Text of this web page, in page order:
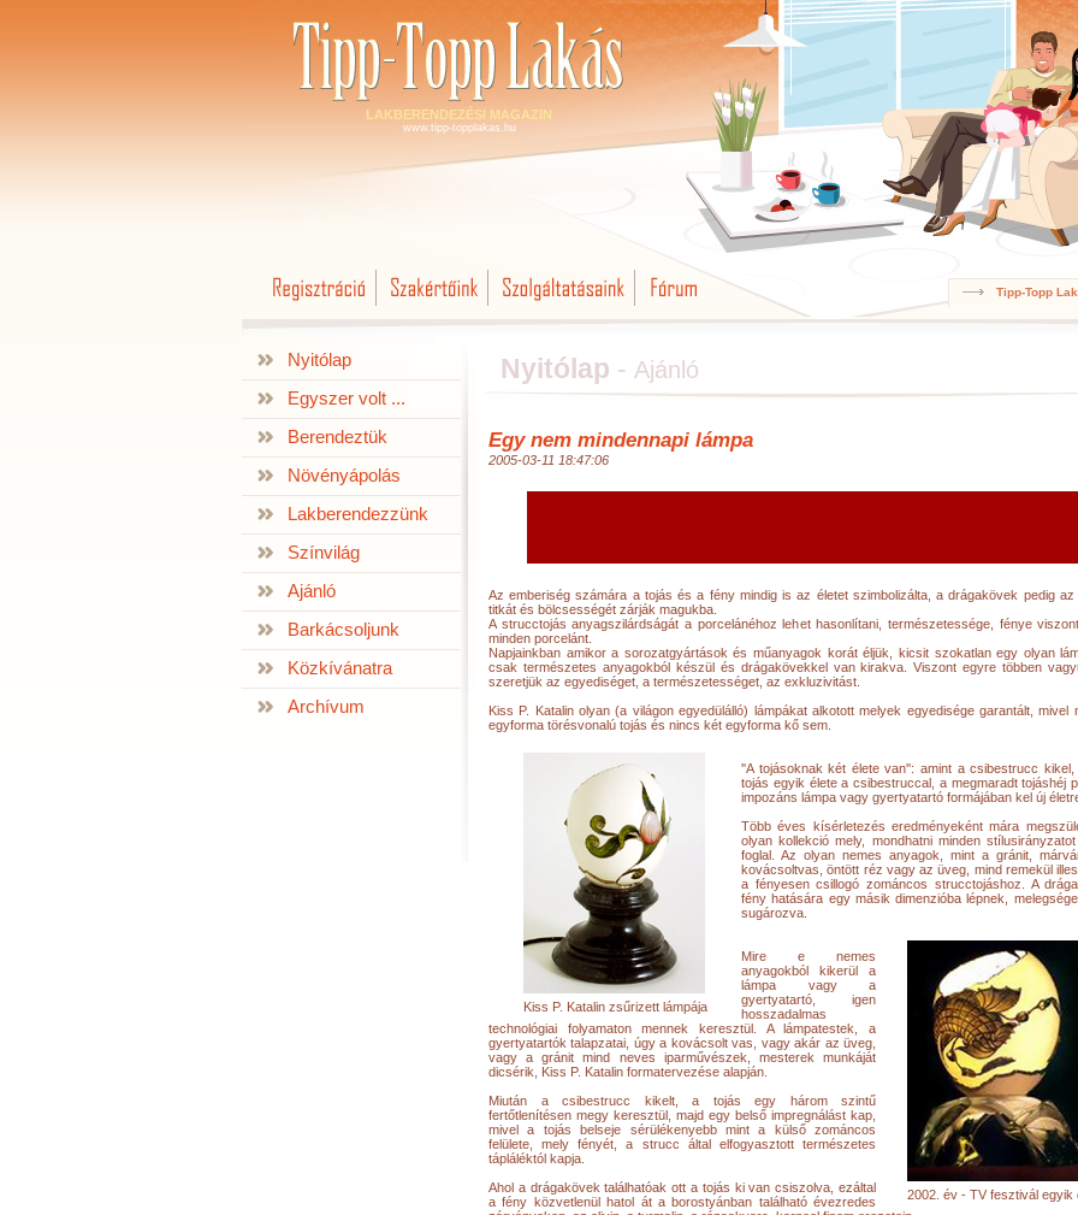
LAKBERENDEZÉSI MAGAZIN
www.tipp-topplakas.hu
Tipp-Topp
Nyitólap
Egyszer volt ...
Berendeztük
Növényápolás
Lakberendezzünk
Színvilág
Ajánló
Barkácsoljunk
Közkívánatra
Archívum
Nyitólap - Ajánló
Egy nem mindennapi lámpa
2005-03-11 18:47:06
Az emberiség számára a tojás és a fény mindig is az életet szimbolizálta, a drágakövek pedig az
titkát és bölcsességét zárják magukba.
A strucctojás anyagszilárdságát a porcelánéhoz lehet hasonlítani, természetessége, fénye
minden porcelánt.
Napjainkban amikor a sorozatgyártások és műanyagok korát éljük, kicsit szokatlan egy olyan
csak természetes anyagokból készül és drágakövekkel van kirakva. Viszont egyre többen
szeretjük az egyediséget, a természetességet, az exkluzivitást.
Kiss P. Katalin olyan (a világon egyedülálló) lámpákat alkotott melyek egyedisége garantált, mivel
egyforma törésvonalú tojás és nincs két egyforma kő sem.
Kiss P. Katalin zsűrizett lámpája
''A tojásoknak két élete van'': amint a csibestrucc kikel,
tojás egyik élete a csibestruccal, a megmaradt tojáshéj
impozáns lámpa vagy gyertyatartó formájában kel új
Több éves kísérletezés eredményeként mára
olyan kollekció mely, mondhatni minden
foglal. Az olyan nemes anyagok, mint a gránit,
kovácsoltvas, öntött réz vagy az üveg, mind remekül
a fényesen csillogó zománcos strucctojáshoz. A
fény hatására egy másik dimenzióba lépnek,
sugározva.
2002. év - TV fesztivál egyik
Mire e nemes
anyagokból kikerül a
lámpa vagy a
gyertyatartó, igen
hosszadalmas
technológiai folyamaton mennek keresztül. A lámpatestek, a
gyertyatartók talapzatai, úgy a kovácsolt vas, vagy akár az üveg,
vagy a gránit mind neves iparművészek, mesterek munkáját
dicsérik, Kiss P. Katalin formatervezése alapján.
Miután a csibestrucc kikelt, a tojás egy három szintű
fertőtlenítésen megy keresztül, majd egy belső impregnálást kap,
mivel a tojás belseje sérülékenyebb mint a külső zománcos
felülete, mely fényét, a strucc által elfogyasztott természetes
tápláléktól kapja.
Ahol a drágakövek találhatóak ott a tojás ki van csiszolva, ezáltal
a fény közvetlenül hatol át a borostyánban található évezredes